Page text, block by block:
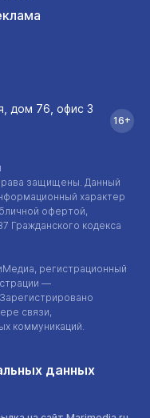
защищены. Данный
характер
офертой,
Гражданского кодекса
регистрационный
—
связи,
коммуникаций.
данных
дом 76, офис 3
16+